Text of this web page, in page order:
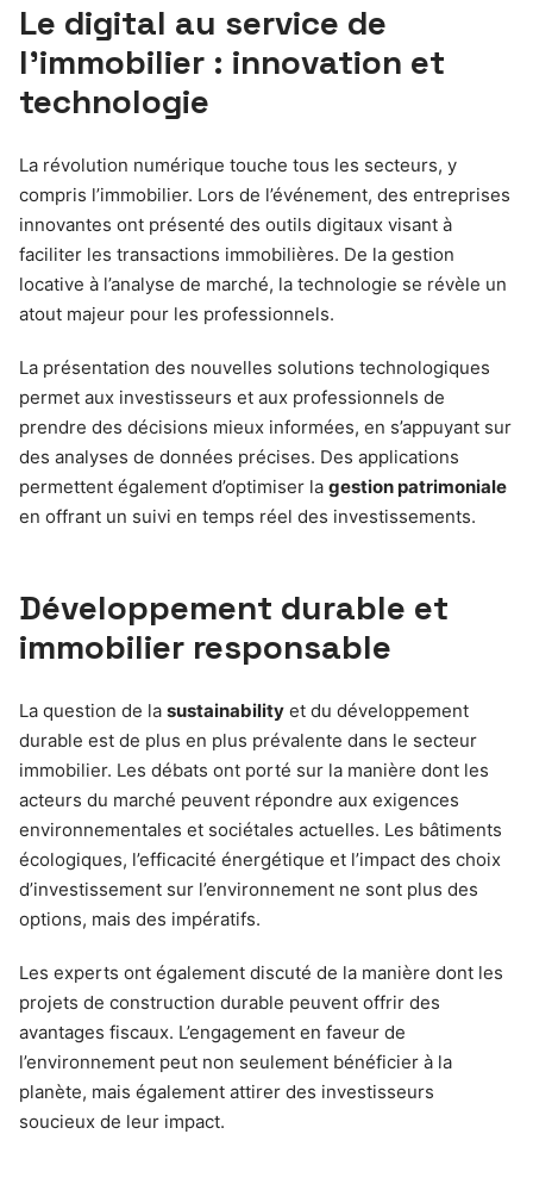
Le digital au service de
l’immobilier : innovation et
technologie
La révolution numérique touche tous les secteurs, y
compris l’immobilier. Lors de l’événement, des entreprises
innovantes ont présenté des outils digitaux visant à
faciliter les transactions immobilières. De la gestion
locative à l’analyse de marché, la technologie se révèle un
atout majeur pour les professionnels.
La présentation des nouvelles solutions technologiques
permet aux investisseurs et aux professionnels de
prendre des décisions mieux informées, en s’appuyant sur
des analyses de données précises. Des applications
permettent également d’optimiser la gestion patrimoniale
en offrant un suivi en temps réel des investissements.
Développement durable et
immobilier responsable
La question de la sustainability et du développement
durable est de plus en plus prévalente dans le secteur
immobilier. Les débats ont porté sur la manière dont les
acteurs du marché peuvent répondre aux exigences
environnementales et sociétales actuelles. Les bâtiments
écologiques, l’efficacité énergétique et l’impact des choix
d’investissement sur l’environnement ne sont plus des
options, mais des impératifs.
Les experts ont également discuté de la manière dont les
projets de construction durable peuvent offrir des
avantages fiscaux. L’engagement en faveur de
l’environnement peut non seulement bénéficier à la
planète, mais également attirer des investisseurs
soucieux de leur impact.